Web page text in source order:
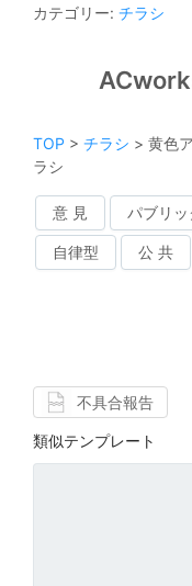
カテゴリー: チラシ
TOP > チラシ > 黄色
ラシ
意 見 パブリッ
自律型 公 共
不具合報告
類似テンプレート